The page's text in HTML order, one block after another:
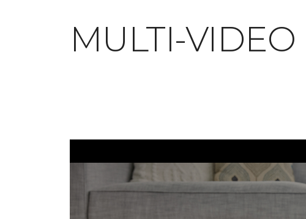
MULTI-VIDEO